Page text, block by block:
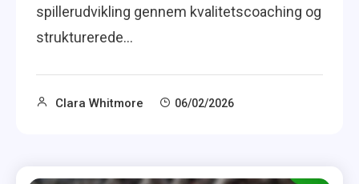
spillerudvikling gennem kvalitetscoaching og
strukturerede…
Clara Whitmore 06/02/2026